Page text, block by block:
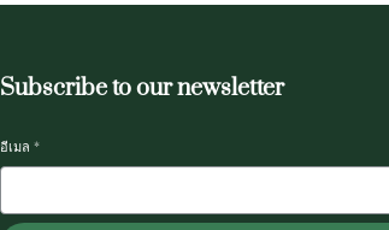
Subscribe to our newsletter
อีเมล*